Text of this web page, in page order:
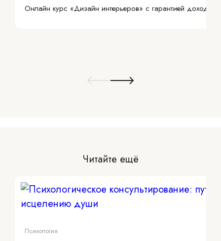
Онлайн курс «Дизайн интерьеров» с гарантией дохода
Читайте ещё
Психология